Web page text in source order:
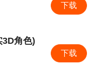
下载
下载
角色)